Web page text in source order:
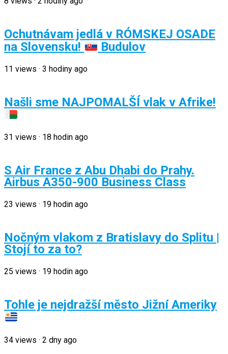
Ochutnávam jedlá v RÓMSKEJ OSADE
na Slovensku!
Budulov
11 views · 3 hodiny ago
Našli sme NAJPOMALŠÍ vlak v Afrike!
31 views · 18 hodin ago
S Air France z Abu Dhabi do Prahy.
Airbus A350-900 Business Class
23 views · 19 hodin ago
Nočným vlakom z Bratislavy do Splitu |
Stojí to za to?
25 views · 19 hodin ago
Tohle je nejdražší město Jižní Ameriky
34 views · 2 dny ago